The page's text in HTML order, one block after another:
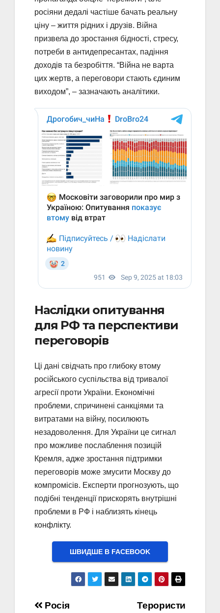
росіяни дедалі частіше бачать реальну
ціну – життя рідних і друзів. Війна
призвела до зростання бідності, стресу,
потреби в антидепресантах, падіння
доходів та безробіття. “Війна не варта
цих жертв, а переговори стають єдиним
виходом”, – зазначають аналітики.
Наслідки опитування
для РФ та перспективи
переговорів
Ці дані свідчать про глибоку втому
російського суспільства від тривалої
агресії проти України. Економічні
проблеми, спричинені санкціями та
витратами на війну, посилюють
незадоволення. Для України це сигнал
про можливе послаблення позицій
Кремля, адже зростання підтримки
переговорів може змусити Москву до
компромісів. Експерти прогнозують, що
подібні тенденції прискорять внутрішні
проблеми в РФ і наблизять кінець
конфлікту.
ШВИДШЕ В FACEBOOK
Навігація
Терористи
Росія